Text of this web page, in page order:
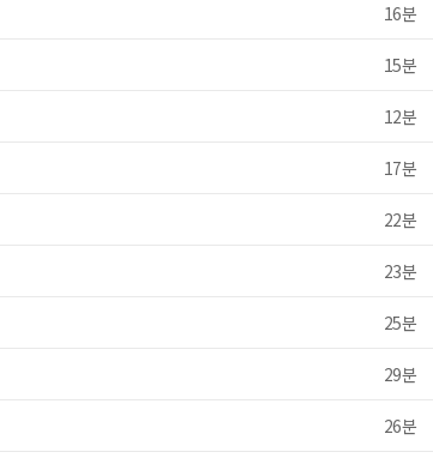
16분
15분
12분
17분
22분
23분
25분
29분
26분